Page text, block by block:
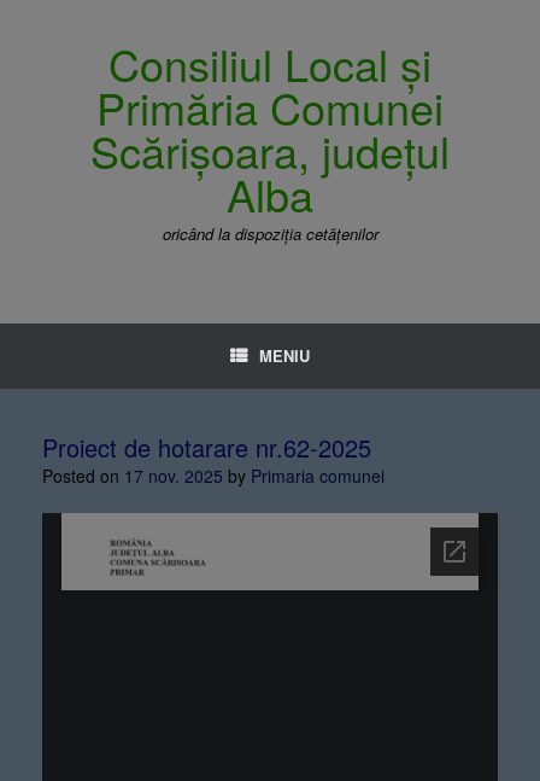
Consiliul Local și
Primăria Comunei
Scărișoara, județul
Alba
oricând la dispoziția cetățenilor
MENIU
Proiect de hotarare nr.62-2025
Posted on 17 nov. 2025 by Primaria comunei